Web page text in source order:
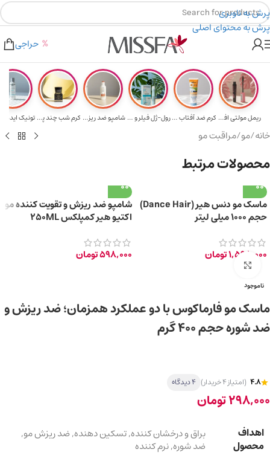
پرش به ناوبری
پرش به محتوای اصلی
۲٪ تخفیف روی سبد خرید برای روش کارت به کارت
هدیه برای خرید های بالای ۵ میلیون تومن
حراجی
ریمل مولتی افکت... کرم ضد آفتاب حا... رول-ژل فیلر و م... شامپو ضد ریزش و... کرم شب چند پپتی... تونیک ایده
خانه/مو/مراقبت مو
محصولات مرتبط
ماسک مو دنس هیر (Dance Hair)
حجم ۱۰۰۰ میلی لیتر
1,598,000تومان
شامپو ضد ریزش و تقویت کننده مو
اکتیو هیر کمپلکس 250ML
598,000تومان
ناموجود
برای بزرگ‌نمایی کلیک کنید
ماسک مو فارماکوس با دو عملکرد همزمان؛ ضد ریزش و
ضد شوره حجم 400 گرم
4.8 (امتیاز 4 خریدار) 4 دیدگاه
298,000تومان
اهداف
محصول
براق و درخشان کننده,تسکین دهنده,ضد ریزش مو,
ضد شوره,نرم کننده